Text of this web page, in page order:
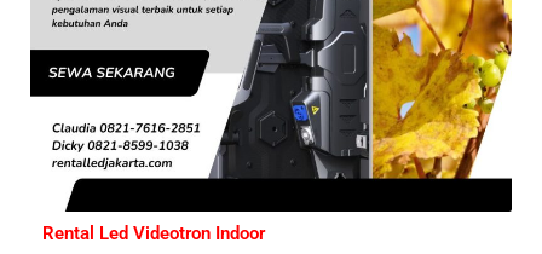
Rental Led Videotron Indoor